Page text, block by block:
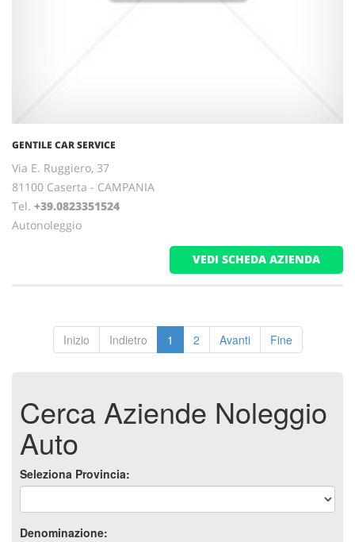
GENTILE CAR SERVICE
Via E. Ruggiero, 37
81100 Caserta - CAMPANIA
Tel. +39.0823351524
Autonoleggio
VEDI SCHEDA AZIENDA
Inizio Indietro 1 2 Avanti Fine
Cerca Aziende Noleggio
Auto
Seleziona Provincia:
Denominazione: